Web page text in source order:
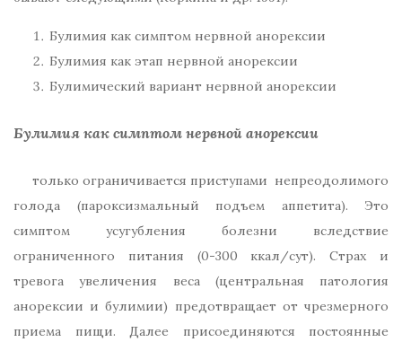
Булимия как симптом нервной анорексии
Булимия как этап нервной анорексии
Булимический вариант нервной анорексии
Булимия как симптом нервной анорексии
только ограничивается приступами непреодолимого
голода (пароксизмальный подъем аппетита). Это
симптом усугубления болезни вследствие
ограниченного питания (0-300 ккал/сут). Страх и
тревога увеличения веса (центральная патология
анорексии и булимии) предотвращает от чрезмерного
приема пищи. Далее присоединяются постоянные